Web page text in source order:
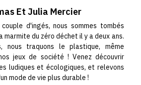
Et Julia Mercier
couple d'ingés, nous sommes tombés
marmite du zéro déchet il y a deux ans.
nous traquons le plastique, même
jeux de société ! Venez découvrir
ludiques et écologiques, et relevons
mode de vie plus durable !